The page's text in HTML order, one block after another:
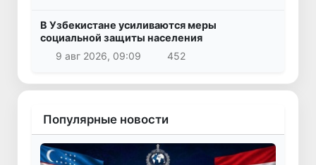
В Узбекистане усиливаются меры
социальной защиты населения
9 авг 2026, 09:09
452
Популярные новости